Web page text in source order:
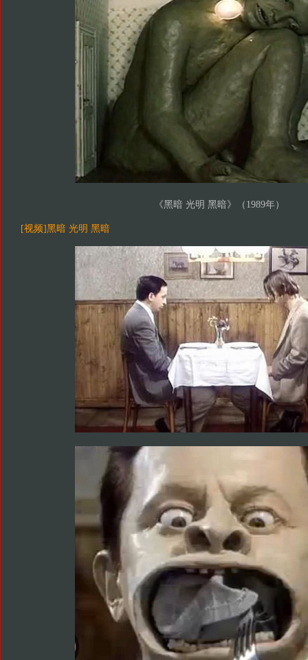
《黑暗 光明 黑暗》（1989年）
[视频]黑暗 光明 黑暗